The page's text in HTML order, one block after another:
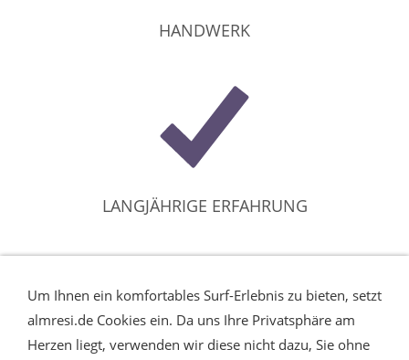
HANDWERK
LANGJÄHRIGE ERFAHRUNG
HERZBLUT
Um Ihnen ein komfortables Surf-Erlebnis zu bieten, setzt
almresi.de Cookies ein. Da uns Ihre Privatsphäre am
Herzen liegt, verwenden wir diese nicht dazu, Sie ohne